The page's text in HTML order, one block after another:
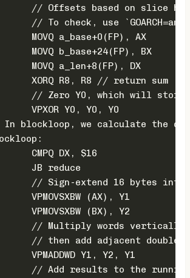
// Offsets based on slice
// To check, use
	MOVQ a_base+0(FP), AX
	MOVQ b_base+24(FP), BX
	MOVQ a_len+8(FP), DX
	XORQ R8, R8 // return sum
// Zero Y0, which will
	VPXOR Y0, Y0, Y0
blockloop, we calculate the
	CMPQ DX, $16
	JB reduce
// Sign-extend 16 bytes into
	VPMOVSXBW (AX), Y1
	VPMOVSXBW (BX), Y2
// Multiply words
// then add adjacent
	VPMADDWD Y1, Y2, Y1
// Add results to the